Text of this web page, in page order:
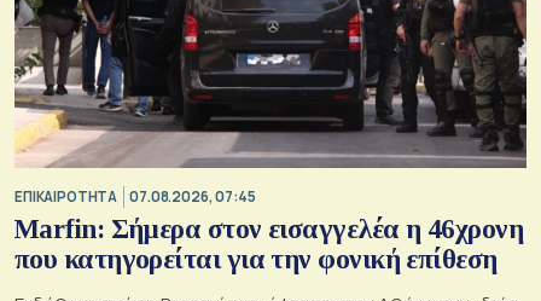
ΕΠΙΚΑΙΡΟΤΗΤΑ 07.08.2026, 07:45
Marfin: Σήμερα στον εισαγγελέα η 46χρονη
που κατηγορείται για την φονική επίθεση